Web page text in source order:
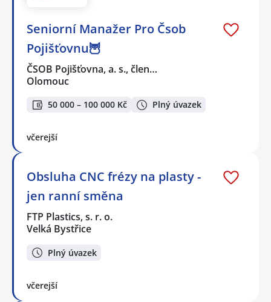
Seniorní Manažer Pro Čsob
Pojišťovnu🦉
ČSOB Pojišťovna, a. s., člen…
Olomouc
50 000 – 100 000 Kč Plný úvazek
včerejší
Obsluha CNC frézy na plasty -
jen ranní směna
FTP Plastics, s. r. o.
Velká Bystřice
Plný úvazek
včerejší